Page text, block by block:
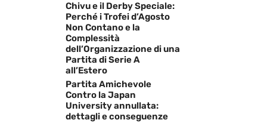
Chivu e il Derby Speciale:
Perché i Trofei d’Agosto
Non Contano e la
Complessità
dell’Organizzazione di una
Partita di Serie A
all’Estero
Partita Amichevole
Contro la Japan
University annullata:
dettagli e conseguenze